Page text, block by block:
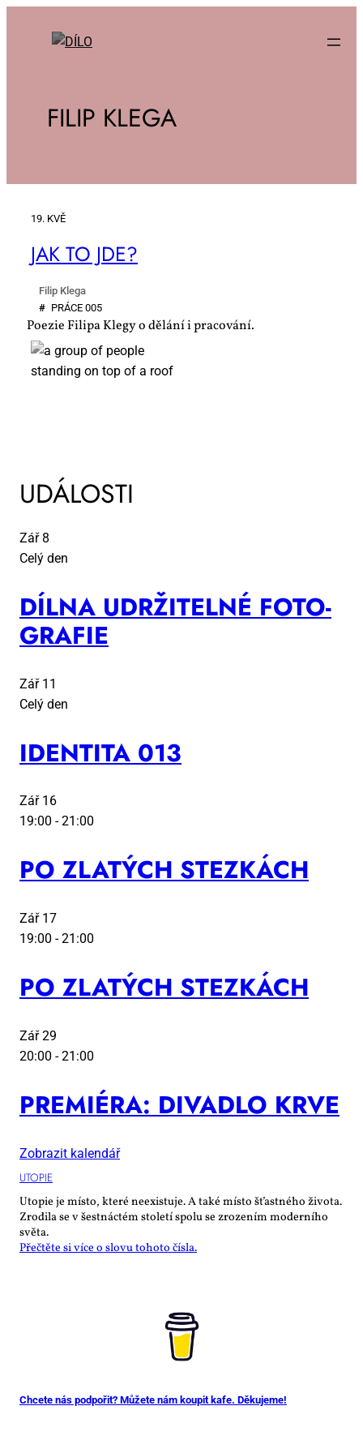
FILIP KLEGA
19. KVĚ
JAK TO JDE?
Filip Klega
# PRÁ­CE 005
Poezie Filipa Klegy o dělání i pracování.
UDÁLOSTI
Zář 8
Celý den
DÍL­NA UDR­ŽI­TEL­NÉ FO­TO­
GRA­FIE
Zář 11
Celý den
IDEN­TI­TA 013
Zář 16
19:00 -21:00
PO ZLA­TÝCH STEZ­KÁCH
Zář 17
19:00 -21:00
PO ZLA­TÝCH STEZ­KÁCH
Zář29
20:00 -21:00
PRE­MI­É­RA: DI­VA­DLO KR­VE
Zobrazit kalendář
UTO­PIE
Utopie je místo, které neexistuje. A také místo šťastného života.
Zrodila se v šestnáctém století spolu se zrozením moderního
světa.
Přečtěte si více o slovu tohoto čísla.
Chcete nás podpořit? Můžete nám koupit kafe. Děkujeme!